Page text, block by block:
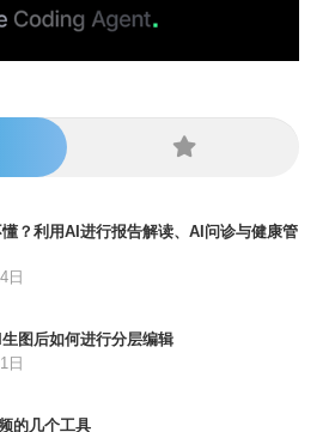
？利用AI进行报告解读、AI问诊与健康管
日
图后如何进行分层编辑
日
的几个工具